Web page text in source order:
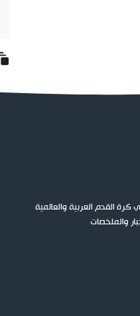
القدم العربية والعالمية
والملخصات